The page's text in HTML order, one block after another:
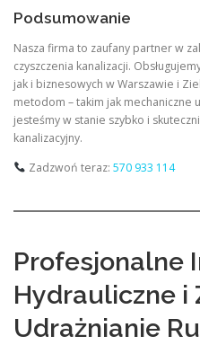
Podsumowanie
Nasza firma to zaufany partner w
czyszczenia kanalizacji.
jak i biznesowych w Warszawie i
metodom – takim jak mechaniczne
jesteśmy w stanie szybko i
kanalizacyjny.
Zadzwoń teraz: 570 933 114
Profesjonalne
Hydrauliczne i
Udrażnianie